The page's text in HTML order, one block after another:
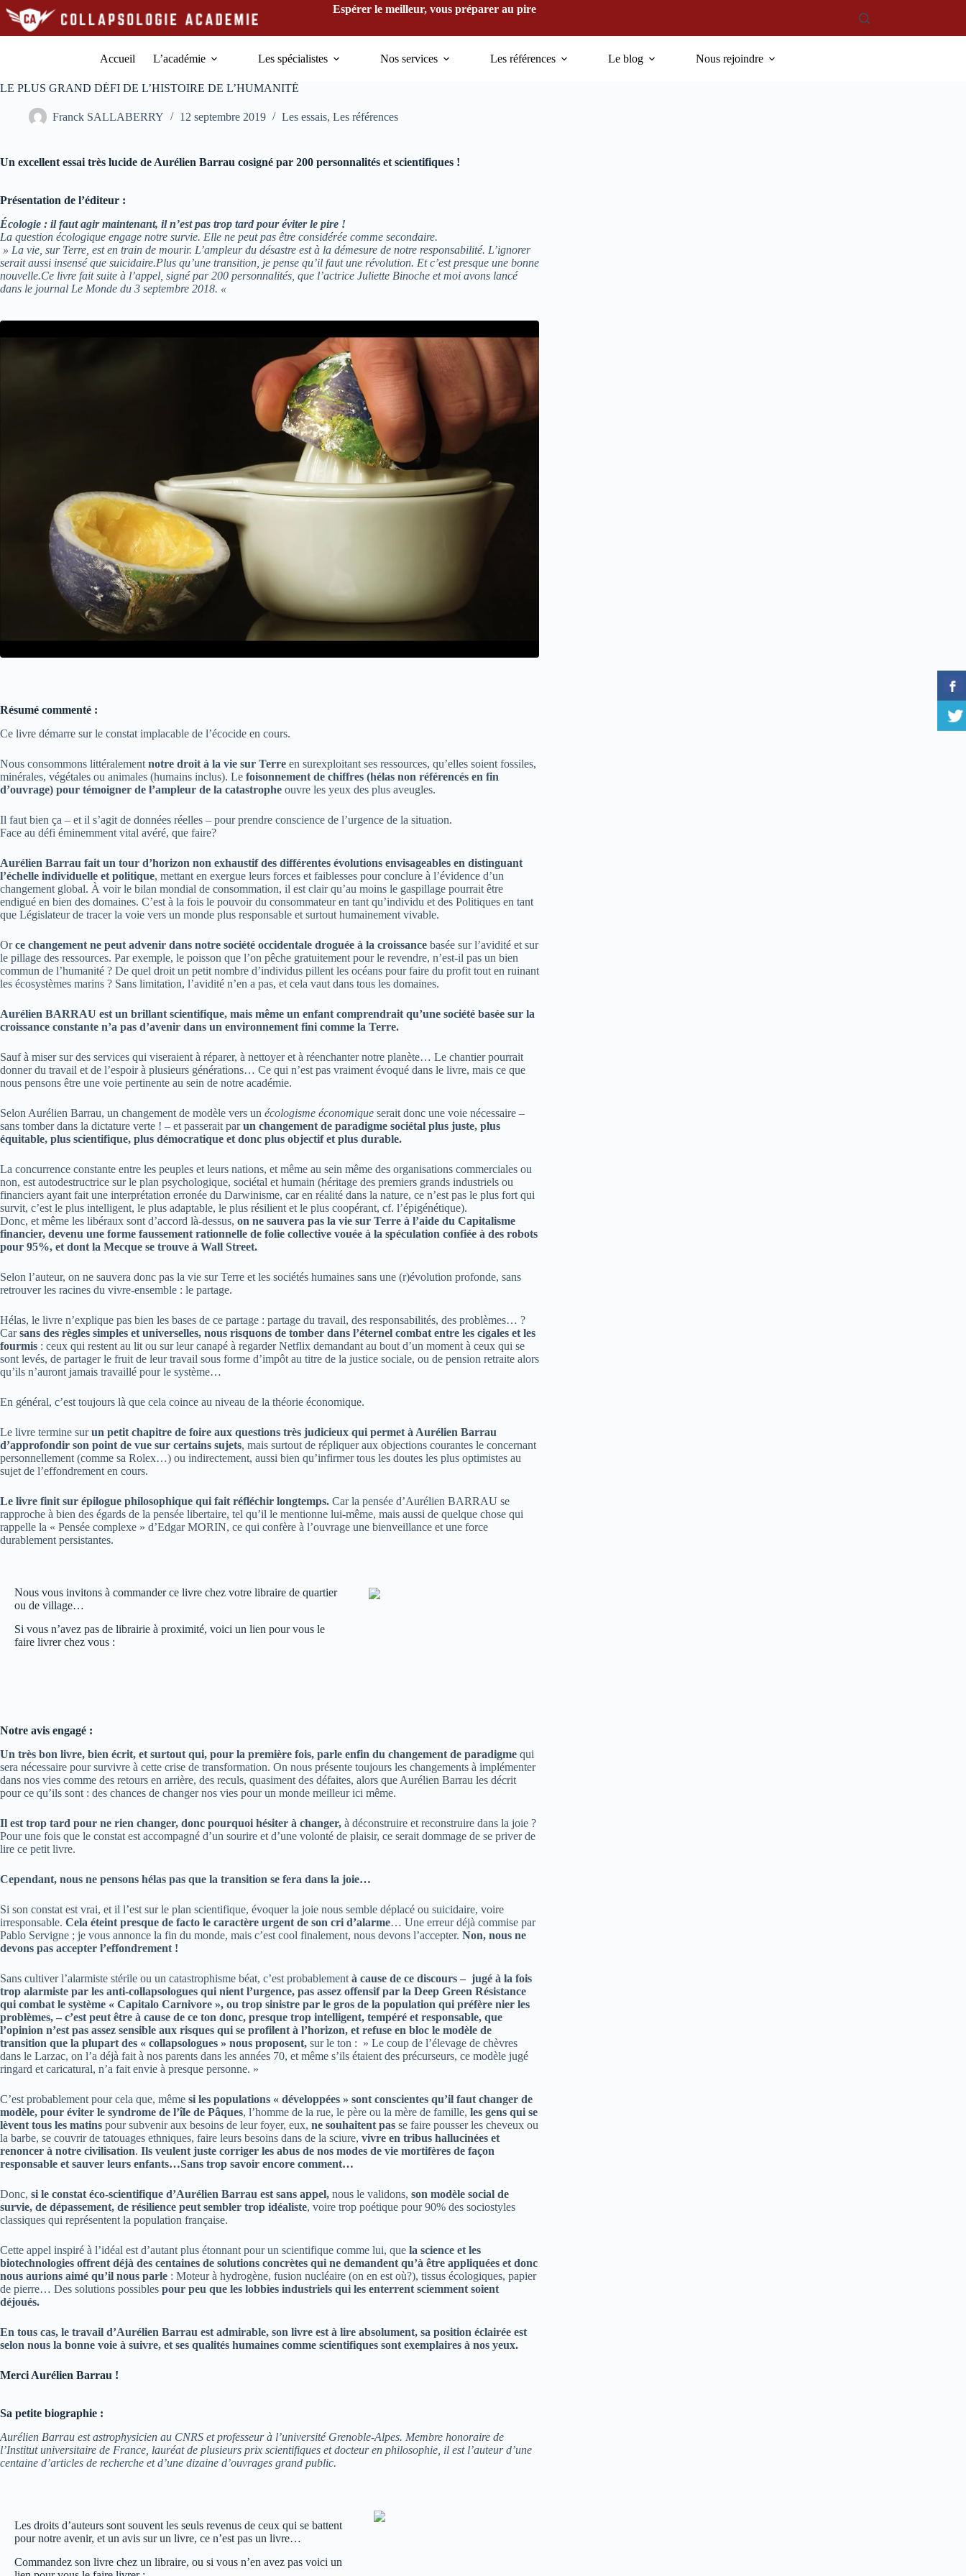
Passer
au
contenu
Espérer le meilleur, vous préparer au pire
Accueil L’académie Les spécialistes Nos services Les références Le blog Nous rejoindre
LE PLUS GRAND DÉFI DE L’HISTOIRE DE L’HUMANITÉ
Franck SALLABERRY 12 septembre 2019 Les essais, Les références
Un excellent essai très lucide de Aurélien Barrau cosigné par 200 personnalités et scientifiques !
Présentation de l’éditeur :
Écologie : il faut agir maintenant, il n’est pas trop tard pour éviter le pire !
La question écologique engage notre survie. Elle ne peut pas être considérée comme secondaire.
» La vie, sur Terre, est en train de mourir. L’ampleur du désastre est à la démesure de notre responsabilité. L’ignorer
serait aussi insensé que suicidaire.Plus qu’une transition, je pense qu’il faut une révolution. Et c’est presque une bonne
nouvelle.Ce livre fait suite à l’appel, signé par 200 personnalités, que l’actrice Juliette Binoche et moi avons lancé
dans le journal Le Monde du 3 septembre 2018. «
Résumé commenté :
Ce livre démarre sur le constat implacable de l’écocide en cours.
Nous consommons littéralement notre droit à la vie sur Terre en surexploitant ses ressources, qu’elles soient fossiles,
minérales, végétales ou animales (humains inclus). Le foisonnement de chiffres (hélas non référencés en fin
d’ouvrage) pour témoigner de l’ampleur de la catastrophe ouvre les yeux des plus aveugles.
Il faut bien ça – et il s’agit de données réelles – pour prendre conscience de l’urgence de la situation.
Face au défi éminemment vital avéré, que faire?
Aurélien Barrau fait un tour d’horizon non exhaustif des différentes évolutions envisageables en distinguant
l’échelle individuelle et politique, mettant en exergue leurs forces et faiblesses pour conclure à l’évidence d’un
changement global. À voir le bilan mondial de consommation, il est clair qu’au moins le gaspillage pourrait être
endigué en bien des domaines. C’est à la fois le pouvoir du consommateur en tant qu’individu et des Politiques en tant
que Législateur de tracer la voie vers un monde plus responsable et surtout humainement vivable.
Orce changement ne peut advenir dans notre société occidentale droguée à la croissance basée sur l’avidité et sur
le pillage des ressources. Par exemple, le poisson que l’on pêche gratuitement pour le revendre, n’est-il pas un bien
commun de l’humanité ? De quel droit un petit nombre d’individus pillent les océans pour faire du profit tout en ruinant
les écosystèmes marins ? Sans limitation, l’avidité n’en a pas, et cela vaut dans tous les domaines.
Aurélien BARRAU est un brillant scientifique, mais même un enfant comprendrait qu’une société basée sur la
croissance constante n’a pas d’avenir dans un environnement fini comme la Terre.
Sauf à miser sur des services qui viseraient à réparer, à nettoyer et à réenchanter notre planète… Le chantier pourrait
donner du travail et de l’espoir à plusieurs générations… Ce qui n’est pas vraiment évoqué dans le livre, mais ce que
nous pensons être une voie pertinente au sein de notre académie.
Selon Aurélien Barrau, un changement de modèle vers un écologisme économique serait donc une voie nécessaire –
sans tomber dans la dictature verte ! – et passerait parun changement de paradigme sociétal plus juste, plus
équitable, plus scientifique, plus démocratique et donc plus objectif et plus durable.
La concurrence constante entre les peuples et leurs nations, et même au sein même des organisations commerciales ou
non, est autodestructrice sur le plan psychologique, sociétal et humain (héritage des premiers grands industriels ou
financiers ayant fait une interprétation erronée du Darwinisme, car en réalité dans la nature, ce n’est pas le plus fort qui
survit, c’est le plus intelligent, le plus adaptable, le plus résilient et le plus coopérant, cf. l’épigénétique).
Donc, et même les libéraux sont d’accord là-dessus, on ne sauvera pas la vie sur Terre à l’aide du Capitalisme
financier, devenu une forme faussement rationnelle de folie collective vouée à la spéculation confiée à des robots
pour 95%, et dont la Mecque se trouve à Wall Street.
Selon l’auteur, on ne sauvera donc pas la vie sur Terre et les sociétés humaines sans une (r)évolution profonde, sans
retrouver les racines du vivre-ensemble : le partage.
Hélas, le livre n’explique pas bien les bases de ce partage : partage du travail, des responsabilités, des problèmes… ?
Carsans des règles simples et universelles, nous risquons de tomber dans l’éternel combat entre les cigales et les
fourmis : ceux qui restent au lit ou sur leur canapé à regarder Netflix demandant au bout d’un moment à ceux qui se
sont levés, de partager le fruit de leur travail sous forme d’impôt au titre de la justice sociale, ou de pension retraite alors
qu’ils n’auront jamais travaillé pour le système…
En général, c’est toujours là que cela coince au niveau de la théorie économique.
Le livre termine surun petit chapitre de foire aux questions très judicieux qui permet à Aurélien Barrau
d’approfondir son point de vue sur certains sujets, mais surtout de répliquer aux objections courantes le concernant
personnellement (comme sa Rolex…) ou indirectement, aussi bien qu’infirmer tous les doutes les plus optimistes au
sujet de l’effondrement en cours.
Le livre finit sur épilogue philosophique qui fait réfléchir longtemps. Car la pensée d’Aurélien BARRAU se
rapproche à bien des égards de la pensée libertaire, tel qu’il le mentionne lui-même, mais aussi de quelque chose qui
rappelle la « Pensée complexe » d’Edgar MORIN, ce qui confère à l’ouvrage une bienveillance et une force
durablement persistantes.
Nous vous invitons à commander ce livre chez votre libraire de quartier
ou de village…
Si vous n’avez pas de librairie à proximité, voici un lien pour vous le
faire livrer chez vous :
Notre avis engagé :
Un très bon livre, bien écrit, et surtout qui, pour la première fois, parle enfin du changement de paradigme qui
sera nécessaire pour survivre à cette crise de transformation. On nous présente toujours les changements à implémenter
dans nos vies comme des retours en arrière, des reculs, quasiment des défaites, alors que Aurélien Barrau les décrit
pour ce qu’ils sont : des chances de changer nos vies pour un monde meilleur ici même.
Il est trop tard pour ne rien changer, donc pourquoi hésiter à changer, à déconstruire et reconstruire dans la joie ?
Pour une fois que le constat est accompagné d’un sourire et d’une volonté de plaisir, ce serait dommage de se priver de
lire ce petit livre.
Cependant, nous ne pensons hélas pas que la transition se fera dans la joie…
Si son constat est vrai, et il l’est sur le plan scientifique, évoquer la joie nous semble déplacé ou suicidaire, voire
irresponsable. Cela éteint presque de facto le caractère urgent de son cri d’alarme… Une erreur déjà commise par
Pablo Servigne ; je vous annonce la fin du monde, mais c’est cool finalement, nous devons l’accepter. Non, nous ne
devons pas accepter l’effondrement !
Sans cultiver l’alarmiste stérile ou un catastrophisme béat, c’est probablement à cause de ce discours – jugé à la fois
trop alarmiste par les anti-collapsologues qui nient l’urgence, pas assez offensif par la Deep Green Résistance
qui combat le système « Capitalo Carnivore », ou trop sinistre par le gros de la population qui préfère nier les
problèmes, – c’est peut être à cause de ce ton donc, presque trop intelligent, tempéré et responsable, que
l’opinion n’est pas assez sensible aux risques qui se profilent à l’horizon, et refuse en bloc le modèle de
transition que la plupart des « collapsologues » nous proposent, sur le ton : » Le coup de l’élevage de chèvres
dans le Larzac, on l’a déjà fait à nos parents dans les années 70, et même s’ils étaient des précurseurs, ce modèle jugé
ringard et caricatural, n’a fait envie à presque personne. »
C’est probablement pour cela que, même si les populations « développées » sont conscientes qu’il faut changer de
modèle, pour éviter le syndrome de l’île de Pâques, l’homme de la rue, le père ou la mère de famille, les gens qui se
lèvent tous les matins pour subvenir aux besoins de leur foyer, eux, ne souhaitent pas se faire pousser les cheveux ou
la barbe, se couvrir de tatouages ethniques, faire leurs besoins dans de la sciure, vivre en tribus hallucinées et
renoncer à notre civilisation. Ils veulent juste corriger les abus de nos modes de vie mortifères de façon
responsable et sauver leurs enfants…Sans trop savoir encore comment…
Donc, si le constat éco-scientifique d’Aurélien Barrau est sans appel, nous le validons, son modèle social de
survie, de dépassement, de résilience peut sembler trop idéaliste, voire trop poétique pour 90% des sociostyles
classiques qui représentent la population française.
Cette appel inspiré à l’idéal est d’autant plus étonnant pour un scientifique comme lui, que la science et les
biotechnologies offrent déjà des centaines de solutions concrètes qui ne demandent qu’à être appliquées et donc
nous aurions aimé qu’il nous parle : Moteur à hydrogène, fusion nucléaire (on en est où?), tissus écologiques, papier
de pierre… Des solutions possibles pour peu que les lobbies industriels qui les enterrent sciemment soient
déjoués.
En tous cas, le travail d’Aurélien Barrau est admirable, son livre est à lire absolument, sa position éclairée est
selon nous la bonne voie à suivre, et ses qualités humaines comme scientifiques sont exemplaires à nos yeux.
Merci Aurélien Barrau !
Sa petite biographie :
Aurélien Barrau est astrophysicien au CNRS et professeur à l’université Grenoble-Alpes. Membre honoraire de
l’Institut universitaire de France, lauréat de plusieurs prix scientifiques et docteur en philosophie, il est l’auteur d’une
centaine d’articles de recherche et d’une dizaine d’ouvrages grand public.
Les droits d’auteurs sont souvent les seuls revenus de ceux qui se battent
pour notre avenir, et un avis sur un livre, ce n’est pas un livre…
Commandez son livre chez un libraire, ou si vous n’en avez pas voici un